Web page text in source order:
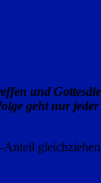
und
geht nur
Anteil